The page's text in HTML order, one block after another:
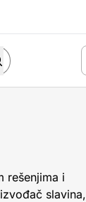
rešenjima i
slavina,